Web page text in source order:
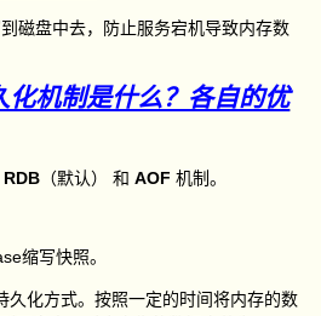
磁盘中去，防止服务宕机导致内存数
机制是什么？各自的优
RDB （默认） 和AOF 机制。
缩写快照。
久化方式。按照一定的时间将内存的数